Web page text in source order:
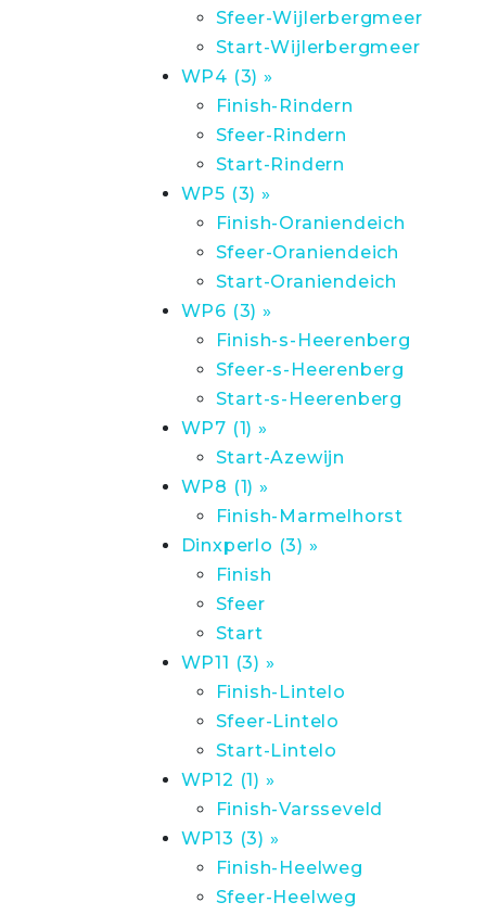
Sfeer-Wijlerbergmeer
Start-Wijlerbergmeer
WP4 (3) »
Finish-Rindern
Sfeer-Rindern
Start-Rindern
WP5 (3) »
Finish-Oraniendeich
Sfeer-Oraniendeich
Start-Oraniendeich
WP6 (3) »
Finish-s-Heerenberg
Sfeer-s-Heerenberg
Start-s-Heerenberg
WP7 (1) »
Start-Azewijn
WP8 (1) »
Finish-Marmelhorst
Dinxperlo (3) »
Finish
Sfeer
Start
WP11 (3) »
Finish-Lintelo
Sfeer-Lintelo
Start-Lintelo
WP12 (1) »
Finish-Varsseveld
WP13 (3) »
Finish-Heelweg
Sfeer-Heelweg